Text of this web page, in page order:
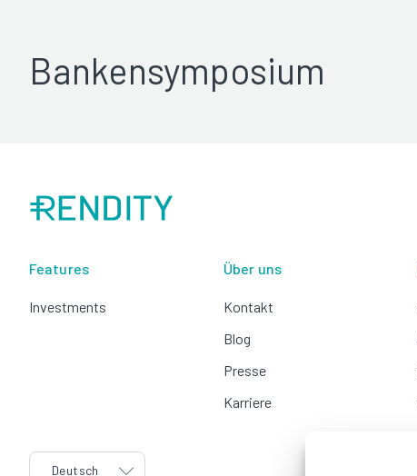
Bankensymposium
Features
Investments
Über uns
Kontakt
Blog
Presse
Karriere
language
Deutsch